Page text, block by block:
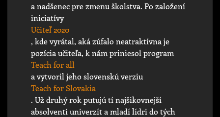
a nadšenec pre zmenu školstva. Po založení
iniciatívy
Učiteľ 2020
, kde vyrátal, aká zúfalo neatraktívna je
pozícia učiteľa, k nám priniesol program
Teach for all
a vytvoril jeho slovenskú verziu
Teach for Slovakia
. Už druhý rok putujú tí najšikovnejší
absolventi univerzít a mladí lídri do tých